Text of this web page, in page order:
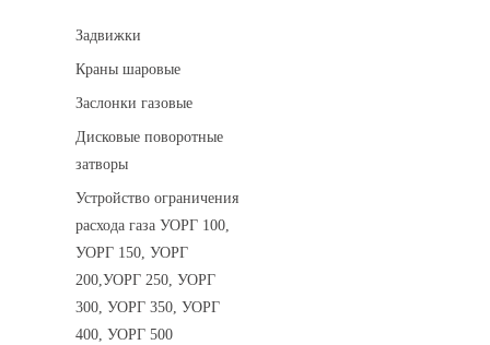
Задвижки
Краны шаровые
Заслонки газовые
Дисковые поворотные
затворы
Устройство ограничения
расхода газа УОРГ 100,
УОРГ 150, УОРГ
200,УОРГ 250, УОРГ
300, УОРГ 350, УОРГ
400, УОРГ 500